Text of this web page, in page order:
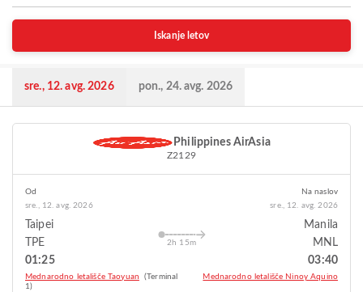
Iskanje letov
sre., 12. avg. 2026 pon., 24. avg. 2026
Philippines AirAsia
Z2129
Od
sre., 12. avg. 2026
Taipei
TPE
01:25
Mednarodno letališče Taoyuan
(Terminal
1)
2h 15m
Na naslov
sre., 12. avg. 2026
Manila
MNL
03:40
Mednarodno letališče Ninoy Aquino